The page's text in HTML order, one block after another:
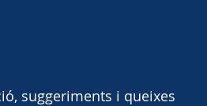
suggeriments i queixes